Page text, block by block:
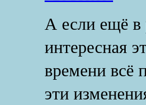
А если ещё в
интересная
времени всё
эти